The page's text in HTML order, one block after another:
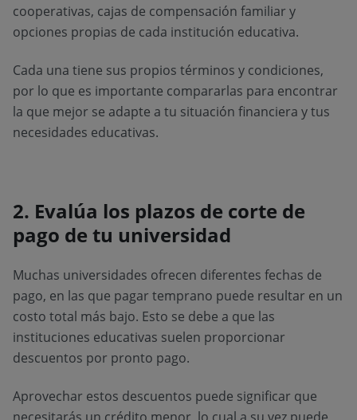
cooperativas, cajas de compensación familiar y
opciones propias de cada institución educativa.
Cada una tiene sus propios términos y condiciones,
por lo que es importante compararlas para encontrar
la que mejor se adapte a tu situación financiera y tus
necesidades educativas.
2. Evalúa los plazos de corte de
pago de tu universidad
Muchas universidades ofrecen diferentes fechas de
pago, en las que pagar temprano puede resultar en un
costo total más bajo. Esto se debe a que las
instituciones educativas suelen proporcionar
descuentos por pronto pago.
Aprovechar estos descuentos puede significar que